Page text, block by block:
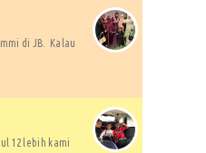
di JB. Kalau
12 lebih kami